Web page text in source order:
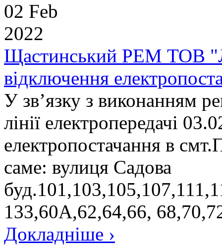
02 Feb
2022
Щастинський РЕМ ТОВ
відключення
У зв’язку з виконанням
лінії електропередачі
електропостачання в
саме: вулиця Садова
133,60А,62,64,66,
Докладніше ›